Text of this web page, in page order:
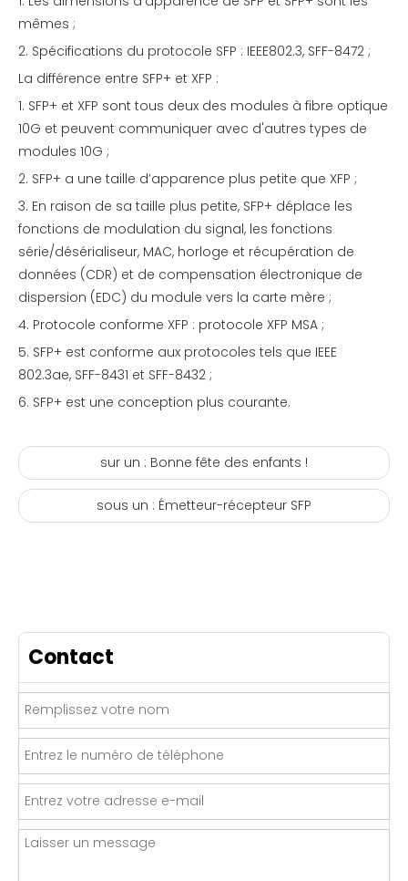
mêmes ;
2. Spécifications du protocole SFP : IEEE802.3, SFF-8472 ;
La différence entre SFP+ et XFP :
1. SFP+ et XFP sont tous deux des modules à fibre optique
10G et peuvent communiquer avec d'autres types de
modules 10G ;
2. SFP+ a une taille d’apparence plus petite que XFP ;
3. En raison de sa taille plus petite, SFP+ déplace les
fonctions de modulation du signal, les fonctions
série/désérialiseur, MAC, horloge et récupération de
données (CDR) et de compensation électronique de
dispersion (EDC) du module vers la carte mère ;
4. Protocole conforme XFP : protocole XFP MSA ;
5. SFP+ est conforme aux protocoles tels que IEEE
802.3ae, SFF-8431 et SFF-8432 ;
6. SFP+ est une conception plus courante.
sur un : Bonne fête des enfants !
sous un : Émetteur-récepteur SFP
Contact